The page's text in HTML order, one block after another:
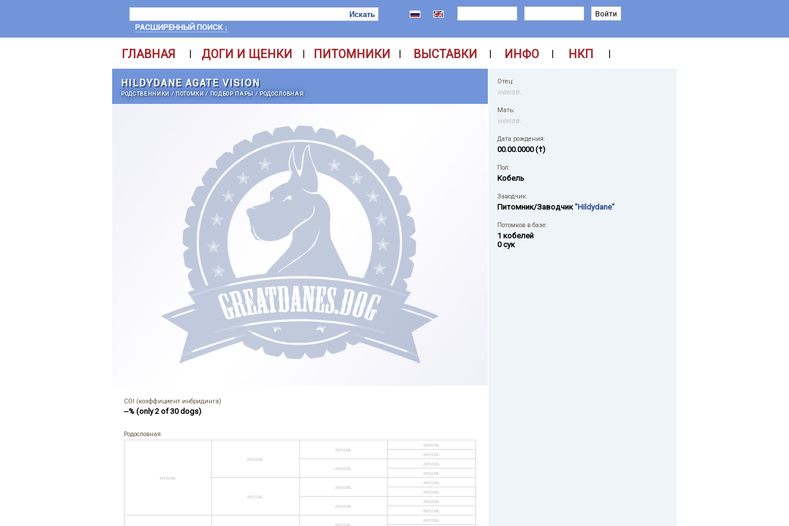
РАСШИРЕННЫЙ ПОИСК ↓
ГЛАВНАЯ | ДОГИ И ЩЕНКИ | ПИТОМНИКИ | ВЫСТАВКИ | ИНФО | НКП |
HILDYDANE AGATE VISION
РОДСТВЕННИКИ / ПОТОМКИ/ ПОДБОР ПАРЫ / РОДОСЛОВНАЯ
COI (коэффициент инбридинга)
--% (only 2 of 30 dogs)
Родословная
неизв.
неизв.
неизв.
неизв.
неизв.
неизв.
неизв.
неизв.
неизв.
неизв.
неизв.
неизв.
неизв.
неизв.
неизв.
неизв.
неизв.
Отец:
неизв.
Мать:
неизв.
Дата рождения:
00.00.0000 (†)
Пол:
Кобель
Заводчик:
Питомник/Заводчик"Hildydane"
Потомков в базе:
1 кобелей
0 сук